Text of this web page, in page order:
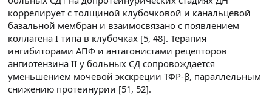
коррелирует с толщиной клубочковой и канальцевой
базальной мембран и взаимосвязано с появлением
коллагена I типа в клубочках [5, 48]. Терапия
ингибиторами АПФ и антагонистами рецепторов
ангиотензина II у больных СД сопровождается
уменьшением мочевой экскреции ТФР-β, параллельным
снижению протеинурии [51, 52].